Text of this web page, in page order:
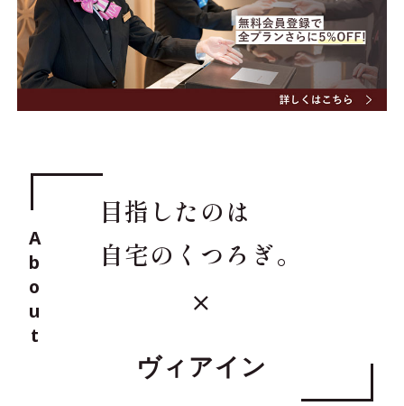
About
目指したのは
自宅のくつろぎ。
ヴィアイン
Group 団体・グループ旅行のご予約
採用情報
ブランドムービー
コンテンツギャラリー
オリジナルインバス
Search